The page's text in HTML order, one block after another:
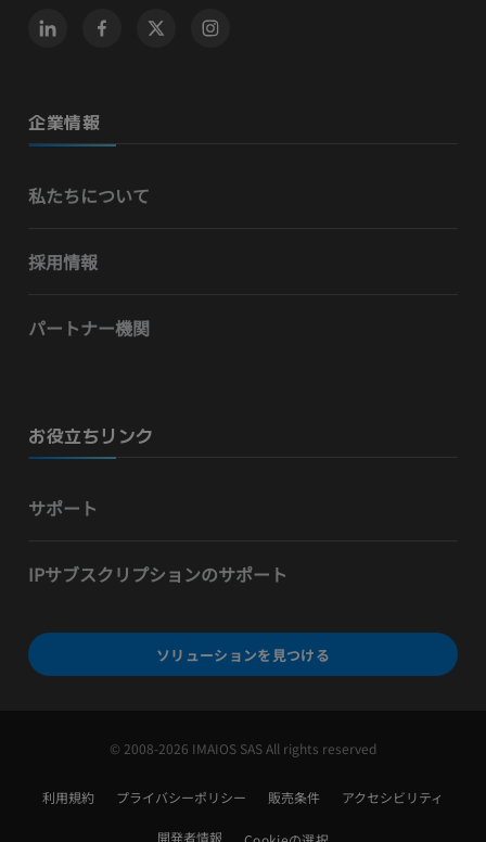
企業情報
私たちについて
採用情報
パートナー機関
お役立ちリンク
サポート
IPサブスクリプションのサポート
ソリューションを見つける
© 2008-2026 IMAIOS SAS All rights reserved
利用規約 プライバシーポリシー 販売条件 アクセシビリティ
開発者情報